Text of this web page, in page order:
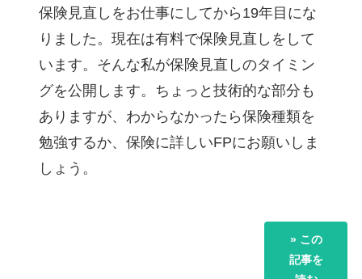
保険見直しをお仕事にしてから19年目にな
りました。現在は有料で保険見直しをして
います。そんな私が保険見直しのタイミン
グを公開します。ちょっと技術的な部分も
ありますが、わからなかったら保険種類を
勉強するか、保険に詳しいFPにお願いしま
しょう。
» この
記事を